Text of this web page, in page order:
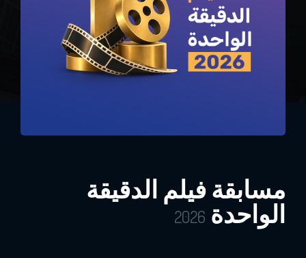
مسابقة فيلم الدقيقة
الواحدة 2026